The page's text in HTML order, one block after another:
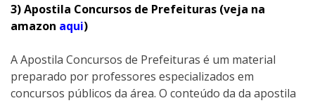
3) Apostila Concursos de Prefeituras (veja na
amazon aqui)
A Apostila Concursos de Prefeituras é um material
preparado por professores especializados em
concursos públicos da área. O conteúdo da da apostila